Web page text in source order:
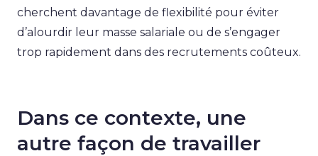
cherchent davantage de flexibilité pour éviter
d’alourdir leur masse salariale ou de s’engager
trop rapidement dans des recrutements coûteux.
Dans ce contexte, une
autre façon de travailler